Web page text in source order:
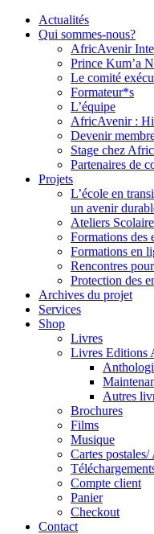
Actualités
Qui sommes-nous?
AfricAvenir
Prince Kum’a
Le comité
Formateur*s
L’équipe
AfricAvenir :
Devenir
Stage chez
Partenaires de
Projets
L’école en
un avenir
Ateliers
Formations des
Formations en
Rencontres
Protection des
Archives du projet
Services
Shop
Livres
Livres Editions
Autres
Brochures
Films
Musique
Cartes
Compte client
Panier
Checkout
Contact